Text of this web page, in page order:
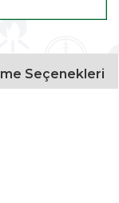
Seçenekleri